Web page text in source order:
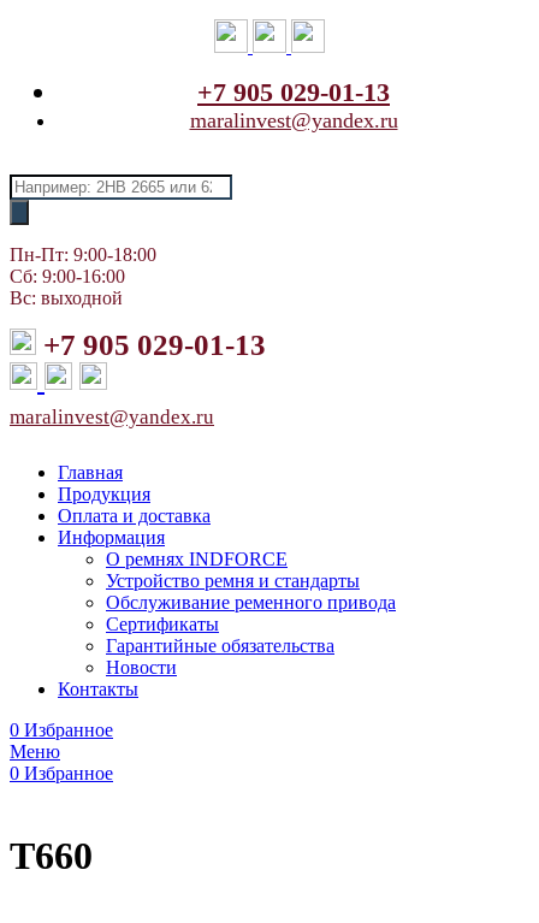
+7 905 029-01-13
maralinvest@yandex.ru
Поиск
товаров
Пн-Пт: 9:00-18:00
Сб: 9:00-16:00
Вс: выходной
+7 905 029-01-13
maralinvest@yandex.ru
Главная
Продукция
Оплата и доставка
Информация
О ремнях INDFORCE
Устройство ремня и стандарты
Обслуживание ременного привода
Сертификаты
Гарантийные обязательства
Новости
Контакты
0 Избранное
Меню
0 Избранное
T660